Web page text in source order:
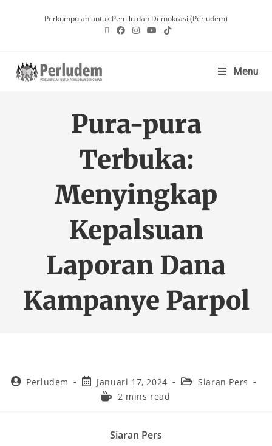
Perkumpulan untuk Pemilu dan Demokrasi (Perludem)
Menu
Pura-pura
Terbuka:
Menyingkap
Kepalsuan
Laporan Dana
Kampanye Parpol
Perludem Januari 17, 2024
Siaran Pers
2 mins read
Siaran Pers